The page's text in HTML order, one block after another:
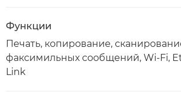
Функции
Печать, копирование,
факсимильных сообщений, Wi-Fi,
Link